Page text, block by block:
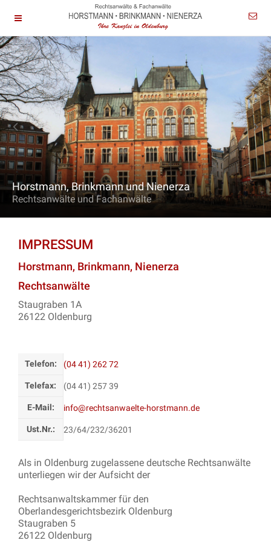
Horstmann, Brinkmann und Nienerza
Rechtsanwälte und Fachanwälte
IMPRESSUM
Horstmann, Brinkmann, Nienerza
Rechtsanwälte
Staugraben 1A
26122 Oldenburg
Telefon: (04 41) 262 72
Telefax: (04 41) 257 39
E-Mail: info@rechtsanwaelte-horstmann.de
Ust.Nr.: 23/64/232/36201
Als in Oldenburg zugelassene deutsche Rechtsanwälte
unterliegen wir der Aufsicht der
Rechtsanwaltskammer für den
Oberlandesgerichtsbezirk Oldenburg
Staugraben 5
26122 Oldenburg